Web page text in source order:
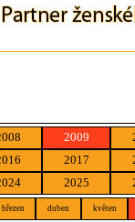
2009
2017
2025
březen duben květen